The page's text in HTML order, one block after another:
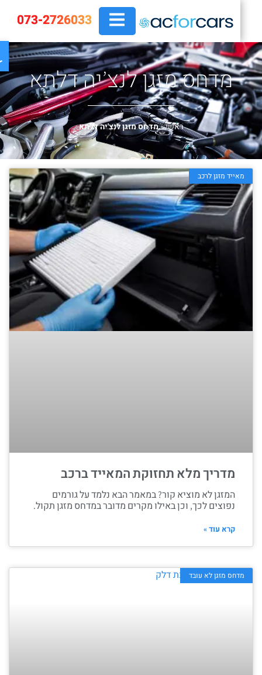
073-2726033
מדחס מזגן לנצ’יה דלתא
ראשי»מדחס מזגן לנצ'יה דלתא
מאייד מזגן לרכב
מדריך מלא תחזוקת המאייד ברכב
המזגן לא מוציא קור? במאמר הבא נלמד על גורמים
נפוצים לכך, וכן באילו מקרים מדובר במדחס מזגן תקול.
קרא עוד »
מדחס מזגן לא עובד